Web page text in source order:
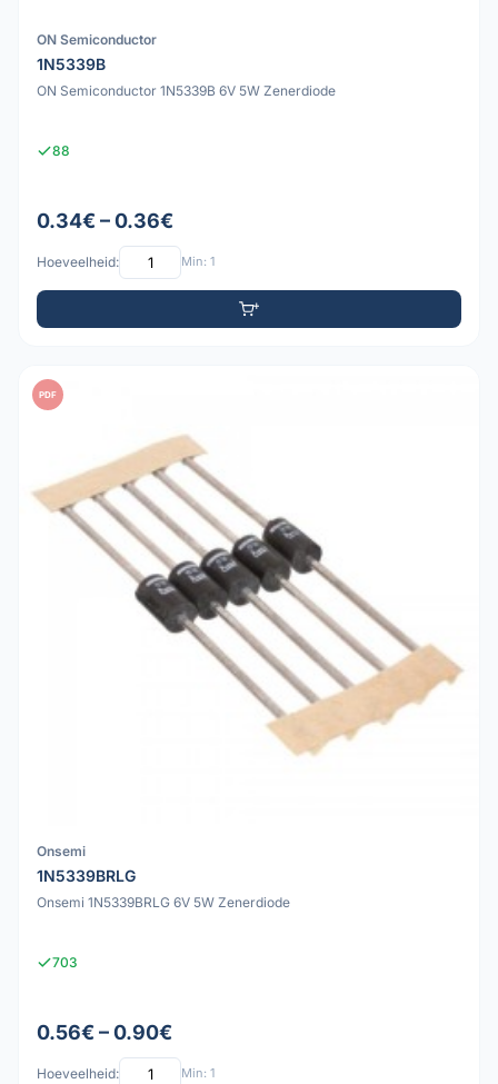
ON Semiconductor
1N5339B
ON Semiconductor 1N5339B 6V 5W Zenerdiode
88
0.34€ – 0.36€
Hoeveelheid: Min: 1
PDF
Onsemi
1N5339BRLG
Onsemi 1N5339BRLG 6V 5W Zenerdiode
703
0.56€ – 0.90€
Hoeveelheid: Min: 1